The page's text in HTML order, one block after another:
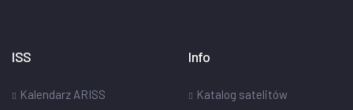
ISS
Kalendarz ARISS
Info
Katalog satelitów